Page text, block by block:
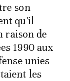
son
qu'il
raison de
1990 aux
unies
les